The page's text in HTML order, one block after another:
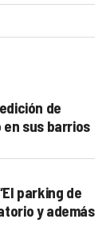
de
sus barrios
parking de
y además